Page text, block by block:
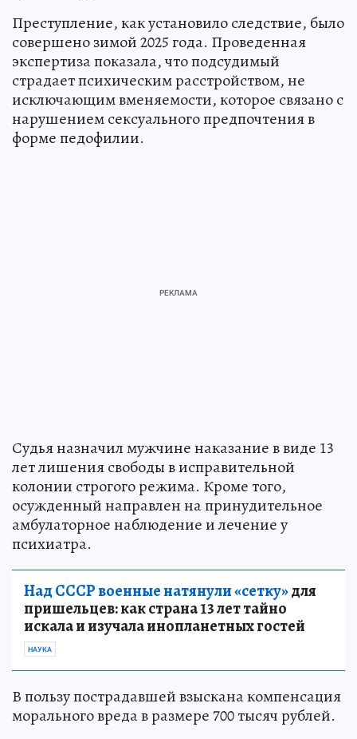
Преступление, как установило следствие, было
совершено зимой 2025 года. Проведенная
экспертиза показала, что подсудимый
страдает психическим расстройством, не
исключающим вменяемости, которое связано с
нарушением сексуального предпочтения в
форме педофилии.
Судья назначил мужчине наказание в виде 13
лет лишения свободы в исправительной
колонии строгого режима. Кроме того,
осужденный направлен на принудительное
амбулаторное наблюдение и лечение у
психиатра.
Над СССР военные натянули «сетку»для
пришельцев: как страна 13 лет тайно
искала и изучала инопланетных гостей
НАУКА
В пользу пострадавшей взыскана компенсация
морального вреда в размере 700 тысяч рублей.